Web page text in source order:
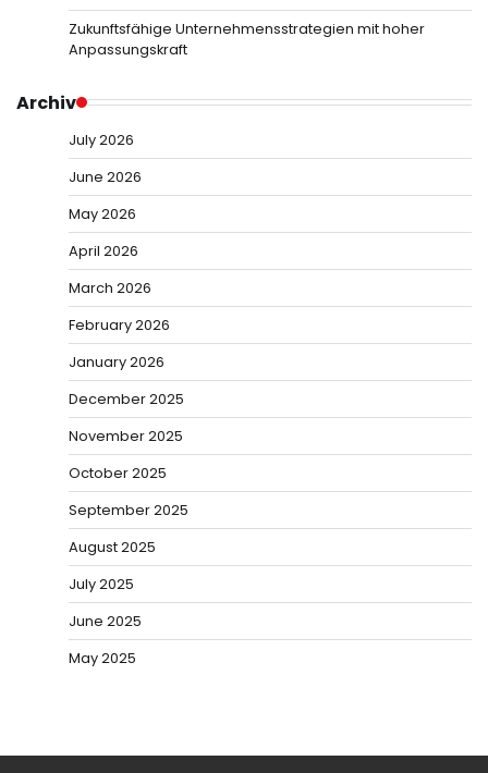
Zukunftsfähige Unternehmensstrategien mit hoher
Anpassungskraft
Archiv
July 2026
June 2026
May 2026
April 2026
March 2026
February 2026
January 2026
December 2025
November 2025
October 2025
September 2025
August 2025
July 2025
June 2025
May 2025